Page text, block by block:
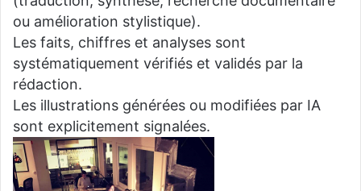
ou amélioration stylistique).
Les faits, chiffres et analyses sont
systématiquement vérifiés et validés par la
rédaction.
Les illustrations générées ou modifiées par IA
sont explicitement signalées.